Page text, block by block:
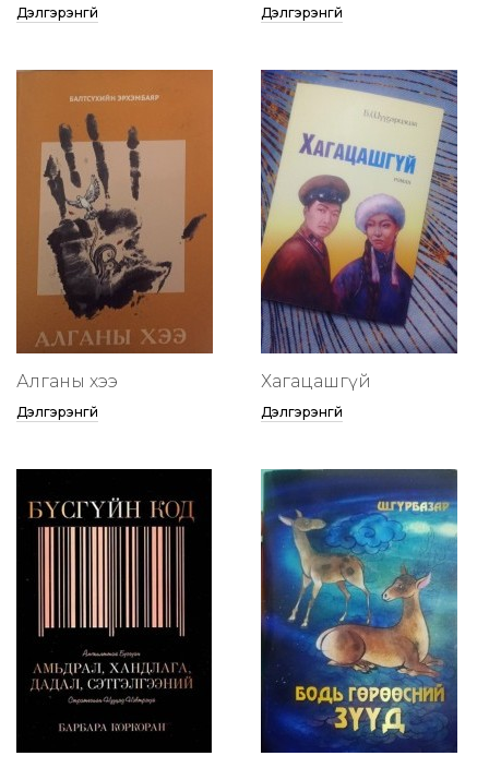
Дэлгэрэнгүй Дэлгэрэнгүй
Алганы хээ
Дэлгэрэнгүй
Хагацашгүй
Дэлгэрэнгүй